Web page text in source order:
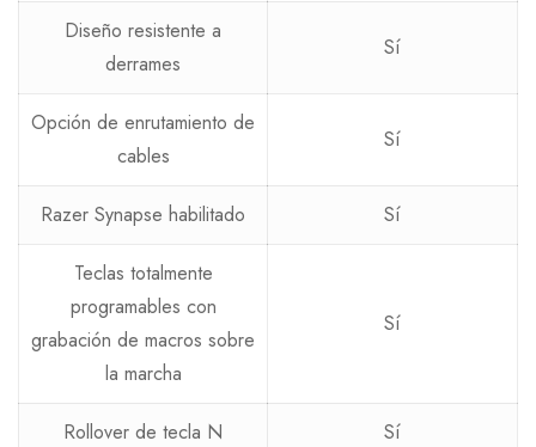
Diseño resistente a
derrames
Sí
Opción de enrutamiento de
cables
Sí
Razer Synapse habilitado Sí
Teclas totalmente
programables con
grabación de macros sobre
la marcha
Sí
Rollover de tecla N Sí